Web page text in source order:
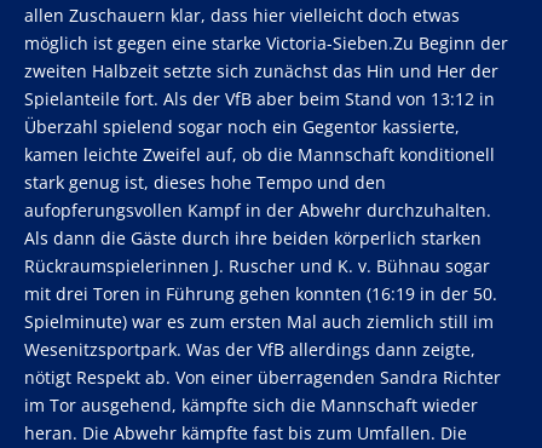
allen Zuschauern klar, dass hier vielleicht doch etwas
möglich ist gegen eine starke Victoria-Sieben.Zu Beginn der
zweiten Halbzeit setzte sich zunächst das Hin und Her der
Spielanteile fort. Als der VfB aber beim Stand von 13:12 in
Überzahl spielend sogar noch ein Gegentor kassierte,
kamen leichte Zweifel auf, ob die Mannschaft konditionell
stark genug ist, dieses hohe Tempo und den
aufopferungsvollen Kampf in der Abwehr durchzuhalten.
Als dann die Gäste durch ihre beiden körperlich starken
Rückraumspielerinnen J. Ruscher und K. v. Bühnau sogar
mit drei Toren in Führung gehen konnten (16:19 in der 50.
Spielminute) war es zum ersten Mal auch ziemlich still im
Wesenitzsportpark. Was der VfB allerdings dann zeigte,
nötigt Respekt ab. Von einer überragenden Sandra Richter
im Tor ausgehend, kämpfte sich die Mannschaft wieder
heran. Die Abwehr kämpfte fast bis zum Umfallen. Die